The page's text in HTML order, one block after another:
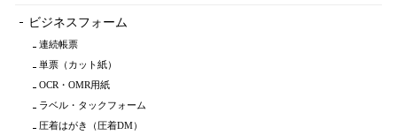
ビジネスフォーム
連続帳票
単票（カット紙）
OCR・OMR用紙
ラベル・タックフォーム
圧着はがき（圧着DM）